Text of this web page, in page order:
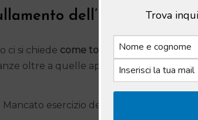
dell’usufrutto: gli
ci si chiede come togliere l’usufrutto
oltre a quelle appena menzionate.
Mancato esercizio del diritto per un lasso
Trova